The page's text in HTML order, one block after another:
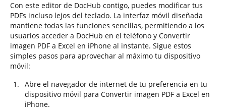
Con este editor de DocHub contigo, puedes modificar tus
PDFs incluso lejos del teclado. La interfaz móvil diseñada
mantiene todas las funciones sencillas, permitiendo a los
usuarios acceder a DocHub en el teléfono y Convertir
imagen PDF a Excel en iPhone al instante. Sigue estos
simples pasos para aprovechar al máximo tu dispositivo
móvil:
Abre el navegador de internet de tu preferencia en tu
dispositivo móvil para Convertir imagen PDF a Excel en
iPhone.